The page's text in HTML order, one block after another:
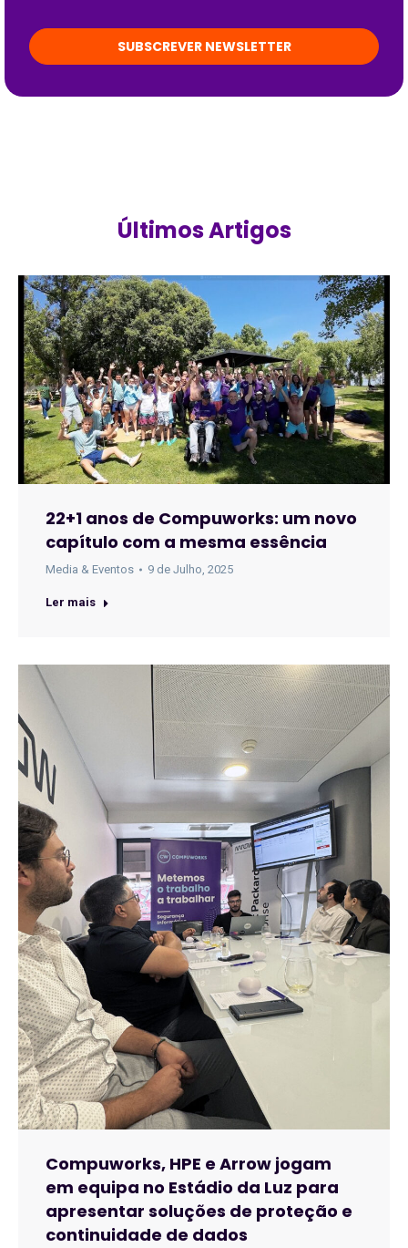
SUBSCREVER NEWSLETTER
Últimos Artigos
22+1 anos de Compuworks: um novo
capítulo com a mesma essência
Media & Eventos 9 de Julho, 2025
Ler mais
Compuworks, HPE e Arrow jogam
em equipa no Estádio da Luz para
apresentar soluções de proteção e
continuidade de dados